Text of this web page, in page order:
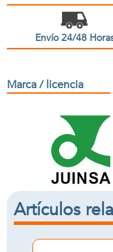
Envío 24/48
Marca / licencia
Artículos